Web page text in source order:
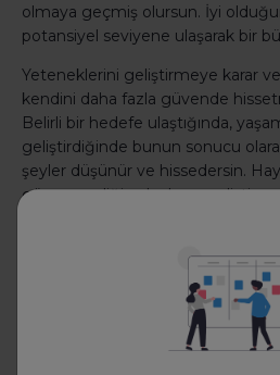
olmaya geçmiş olursun. İyi
potansiyel seviyene ulaşarak bir
Yeteneklerini geliştirmeye karar
kendini daha fazla güvende
Belirli bir hedefe ulaştığında,
geliştirdiğinde bunun sonucu
şeyler düşünür ve hissedersin.
güvenmediğin alanlarını
Kişisel gelişimin temelinde öz
düzelip, iyileştirilmesi gereken
bakma fırsatı verir. Bu süreç
olduğunu, gerçek değerlerinin